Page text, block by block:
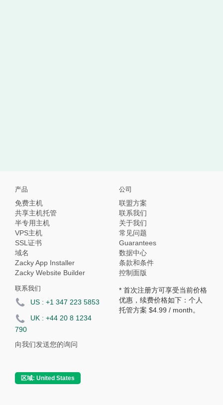
产品
免费主机
共享主机托管
半专用主机
VPS主机
SSL证书
域名
Zacky App Installer
Zacky Website Builder
公司
联盟方案
联系我们
关于我们
常见问题
Guarantees
数据中心
条款和条件
控制面版
联系我们
US : +1 347 223 5853
UK : +44 20 8 1234
790
向我们发送您的询问
区域: United States
* 首次注册方可享受当前价格
优惠，续费价格如下：个人
托管方案 $4.99 / month。